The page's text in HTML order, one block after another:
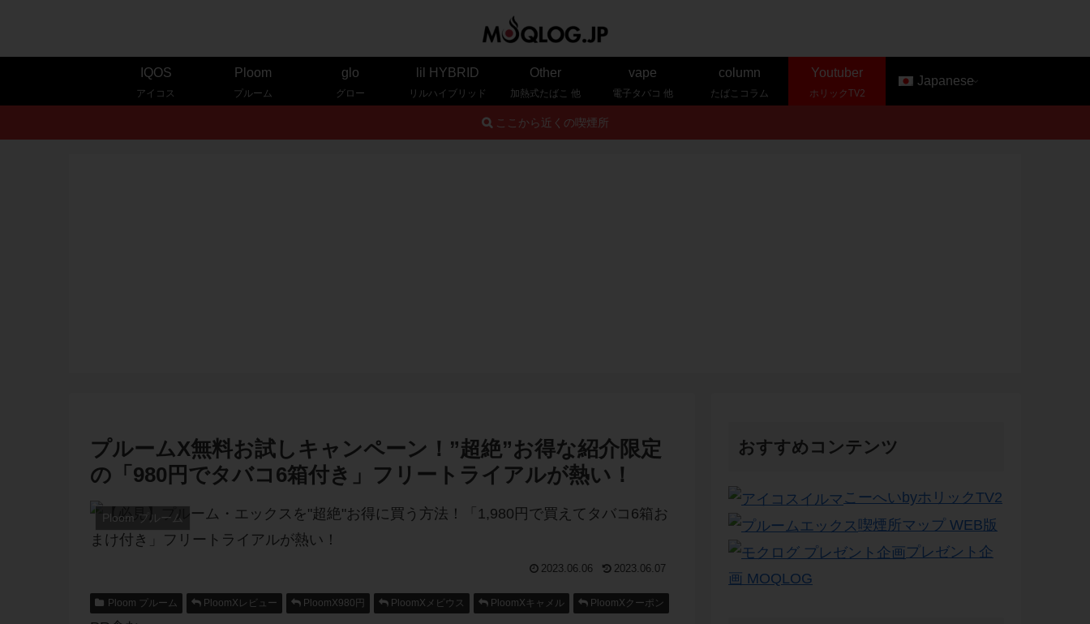
IQOS
アイコス
Ploom
プルーム
glo
グロー
lil HYBRID
リルハイブリッド
Other
加熱式たばこ 他
vape
電子タバコ 他
column
たばこコラム
Youtuber
ホリックTV2
Japanese
ここから近くの喫煙所
プルームX無料お試しキャンペーン！”超絶”お得な紹介限定
の「980円でタバコ6箱付き」フリートライアルが熱い！
Ploom プルーム
2023.06.06 2023.06.07
Ploom プルーム PloomXレビュー PloomX980円 PloomXメビウス PloomXキャメル PloomXクーポン
おすすめコンテンツ
こーへいbyホリックTV2
喫煙所マップ WEB版
プレゼント企
画 MOQLOG